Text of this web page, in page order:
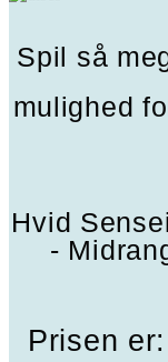
Spil så
mulighed
Hvid
-
Prisen